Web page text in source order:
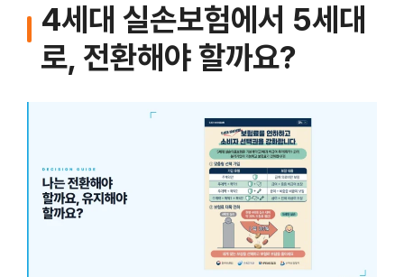
4세대 실손보험에서 5세대
로, 전환해야 할까요?